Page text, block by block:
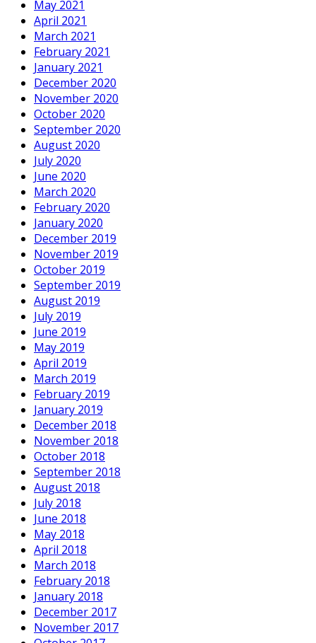
May 2021
April 2021
March 2021
February 2021
January 2021
December 2020
November 2020
October 2020
September 2020
August 2020
July 2020
June 2020
March 2020
February 2020
January 2020
December 2019
November 2019
October 2019
September 2019
August 2019
July 2019
June 2019
May 2019
April 2019
March 2019
February 2019
January 2019
December 2018
November 2018
October 2018
September 2018
August 2018
July 2018
June 2018
May 2018
April 2018
March 2018
February 2018
January 2018
December 2017
November 2017